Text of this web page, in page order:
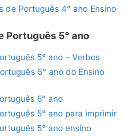
de Português 4° ano Ensino
Português 5° ano
5° ano – Verbos
5° ano do Ensino
5° ano
5° ano para imprimir
5° ano ensino